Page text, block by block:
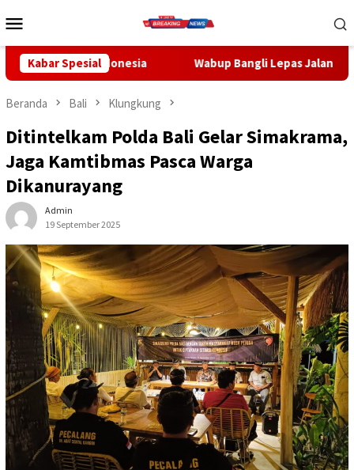
ke
Mobile
Kabar SpesialWabup Bangli Lepas Jalan Santai, Awali Rangkaian
Beranda Bali Klungkung
Ditintelkam Polda Bali Gelar Simakrama,
Jaga Kamtibmas Pasca Warga
Dikanurayang
Admin
19 September 2025